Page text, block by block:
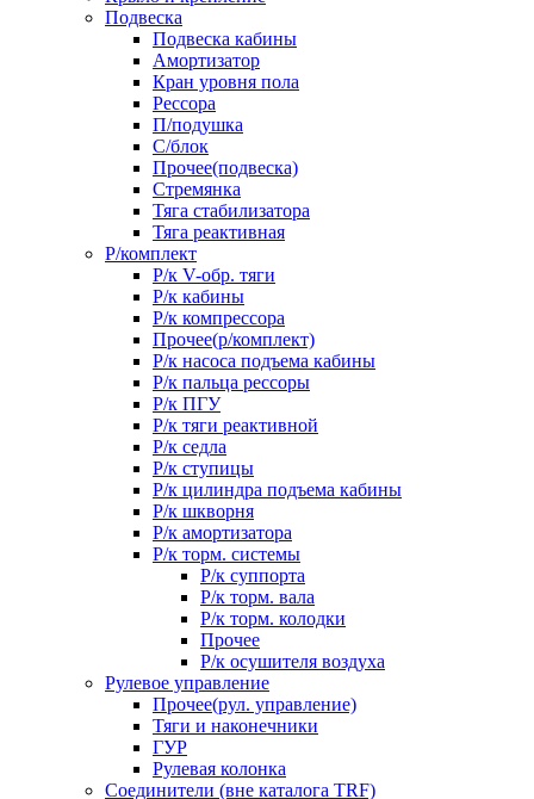
Подвеска
Подвеска кабины
Амортизатор
Кран уровня пола
Рессора
П/подушка
С/блок
Прочее(подвеска)
Стремянка
Тяга стабилизатора
Тяга реактивная
Р/комплект
Р/к V-обр. тяги
Р/к кабины
Р/к компрессора
Прочее(р/комплект)
Р/к насоса подъема кабины
Р/к пальца рессоры
Р/к ПГУ
Р/к тяги реактивной
Р/к седла
Р/к ступицы
Р/к цилиндра подъема кабины
Р/к шкворня
Р/к амортизатора
Р/к торм. системы
Р/к суппорта
Р/к торм. вала
Р/к торм. колодки
Прочее
Р/к осушителя воздуха
Рулевое управление
Прочее(рул. управление)
Тяги и наконечники
ГУР
Рулевая колонка
Соединители (вне каталога TRF)